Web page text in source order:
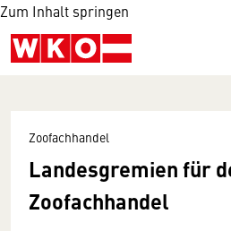
Zum Inhalt springen
Zoofachhandel
Landes­gremien für
Zoofach­handel